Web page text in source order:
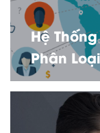
Hệ
Phân